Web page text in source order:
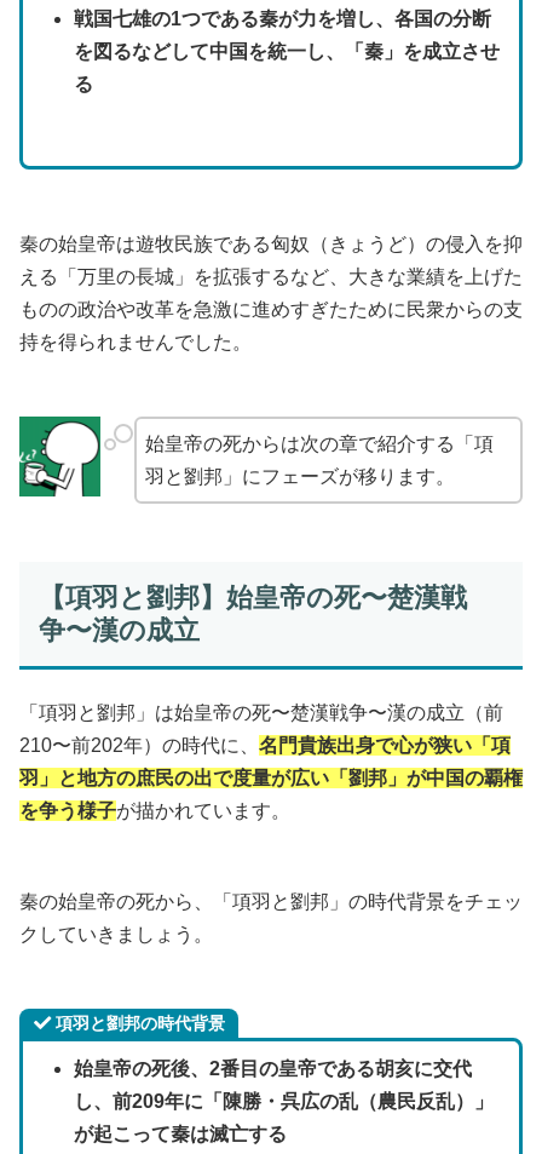
戦国七雄の1つである秦が力を増し、各国の分断
を図るなどして中国を統一し、「秦」を成立させ
る
秦の始皇帝は遊牧民族である匈奴（きょうど）の侵入を抑
える「万里の長城」を拡張するなど、大きな業績を上げた
ものの政治や改革を急激に進めすぎたために民衆からの支
持を得られませんでした。
始皇帝の死からは次の章で紹介する「項
羽と劉邦」にフェーズが移ります。
【項羽と劉邦】始皇帝の死〜楚漢戦
争〜漢の成立
「項羽と劉邦」は始皇帝の死〜楚漢戦争〜漢の成立（前
210〜前202年）の時代に、 名門貴族出身で心が狭い「項
羽」と地方の庶民の出で度量が広い「劉邦」が中国の覇権
を争う様子が描かれています。
秦の始皇帝の死から、「項羽と劉邦」の時代背景をチェッ
クしていきましょう。
項羽と劉邦の時代背景
始皇帝の死後、2番目の皇帝である胡亥に交代
し、前209年に「陳勝・呉広の乱（農民反乱）」
が起こって秦は滅亡する